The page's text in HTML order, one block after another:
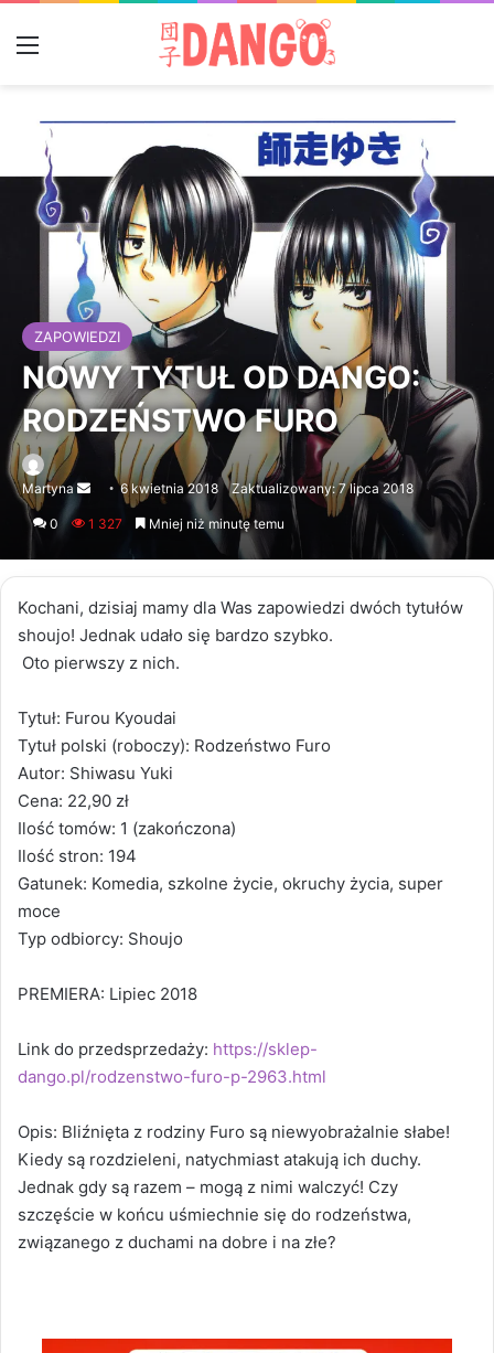
ZAPOWIEDZI
NOWY TYTUŁ OD DANGO:
RODZEŃSTWO FURO
Martyna
Send
an
6 kwietnia 2018 Zaktualizowany: 7 lipca 2018
0 1 327 Mniej niż minutę temu
Kochani, dzisiaj mamy dla Was zapowiedzi dwóch tytułów
shoujo! Jednak udało się bardzo szybko.
Oto pierwszy z nich.
Tytuł: Furou Kyoudai
Tytuł polski (roboczy): Rodzeństwo Furo
Autor: Shiwasu Yuki
Cena: 22,90 zł
Ilość tomów: 1 (zakończona)
Ilość stron: 194
Gatunek: Komedia, szkolne życie, okruchy życia, super
moce
Typ odbiorcy: Shoujo
PREMIERA: Lipiec 2018
Link do przedsprzedaży: https://sklep-
dango.pl/rodzenstwo-furo-p-2963.html
Opis: Bliźnięta z rodziny Furo są niewyobrażalnie słabe!
Kiedy są rozdzieleni, natychmiast atakują ich duchy.
Jednak gdy są razem – mogą z nimi walczyć! Czy
szczęście w końcu uśmiechnie się do rodzeństwa,
związanego z duchami na dobre i na złe?